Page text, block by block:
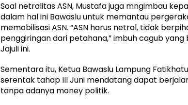
Soal netralitas ASN, Mustafa juga mngimbau
dalam hal ini Bawaslu untuk memantau
memobilisasi ASN. “ASN harus netral, tidak
penggiringan dari petahana,” imbuh cagub
Jajuli ini.
Sementara itu, Ketua Bawaslu Lampung
serentak tahap III Juni mendatang dapat
tanpa adanya money politik.